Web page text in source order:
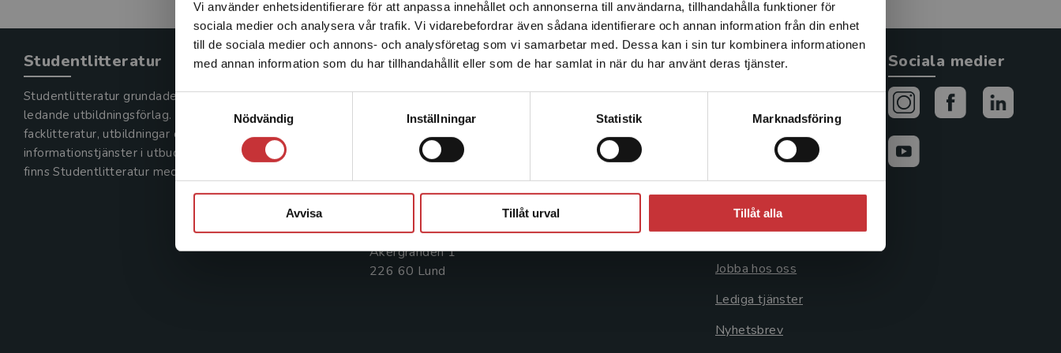
Vi använder enhetsidentifierare för att anpassa innehållet och annonserna till användarna, tillhandahålla funktioner för
sociala medier och analysera vår trafik. Vi vidarebefordrar även sådana identifierare och annan information från din enhet
till de sociala medier och annons- och analysföretag som vi samarbetar med. Dessa kan i sin tur kombinera informationen
med annan information som du har tillhandahållit eller som de har samlat in när du har använt deras tjänster.
Samtyckesval
Nödvändig
Inställningar Statistik Marknadsföring
Avvisa Tillåt urval Tillåt alla
Det verkar som att du besöker studentlitteratur.se via en
enhet utanför Sverige. Vi erbjuder inte leveranser utanför
Sverige. För att kunna slutföra ett köp måste
leveransadressen vara i Sverige.Läs mer
Studentlitteratur
Studentlitteratur grundades 1963 och är idag Sveriges
ledande utbildningsförlag. Med läromedel, kurslitteratur,
facklitteratur, utbildningar och digitala
informationstjänster i utbudet,
finns Studentlitteratur med längs hela kunskapsresan.
Kontakta oss
Kontakta oss
046-31 20 00
Postadress:
Box 141
221 00 Lund
Besöksadress:
Åkergränden 1
Kundservice
Kontakta kundservice
046-31 21 00
Frågor och svar
Köpvillkor
Systemkrav
Allmänna länkar
Om oss
Avtal och rättigheter
GDPR och
Jobba hos oss
Lediga tjänster
Nyhetsbrev
Sociala medier